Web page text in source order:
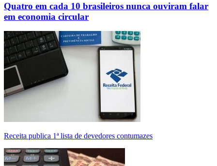
Quatro em cada 10 brasileiros nunca ouviram falar
em economia circular
Receita publica 1ª lista de devedores contumazes